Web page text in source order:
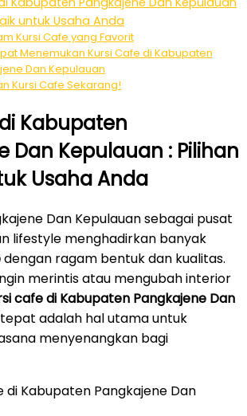
untuk Usaha Anda
Kursi Cafe yang Favorit
Menemukan Kursi Cafe di Kabupaten
Dan Kepulauan
Kursi Cafe Sekarang!
Kabupaten
Dan Kepulauan : Pilihan
Usaha Anda
Dan Kepulauan sebagai pusat
lifestyle menghadirkan banyak
dengan ragam bentuk dan kualitas.
merintis atau mengubah interior
cafe di Kabupaten Pangkajene Dan
adalah hal utama untuk
menyenangkan bagi